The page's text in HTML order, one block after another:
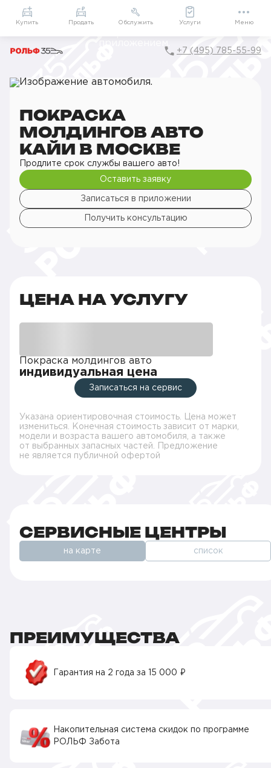
Приложение
Мой РОЛЬФ
Подарки внутри
+7 (495) 785-55-99
Главная
РОЛЬФ Сервис
Сервис KAIYI
Кузовной ремонт
Покраска деталей кузова
Покраска молдингов авто
ПОКРАСКА
МОЛДИНГОВ АВТО
КАЙИ В МОСКВЕ
Продлите срок службы вашего авто!
Оставить заявку
Записаться в приложении
Получить консультацию
ЦЕНА НА УСЛУГУ
Покраска молдингов авто
индивидуальная цена
Записаться на сервис
Указана ориентировочная стоимость. Цена может
измениться. Конечная стоимость зависит от марки,
модели и возраста вашего автомобиля, а также
от выбранных запасных частей. Предложение
не является публичной офертой
СЕРВИСНЫЕ ЦЕНТРЫ
на карте список
ПРЕИМУЩЕСТВА
Гарантия на 2 года за 15 000 ₽
Накопительная система скидок по программе
РОЛЬФ Забота
Купить Продать Обслужить Услуги Меню